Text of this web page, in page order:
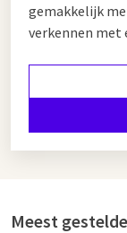
gemakkelijk
verkennen met
Meest